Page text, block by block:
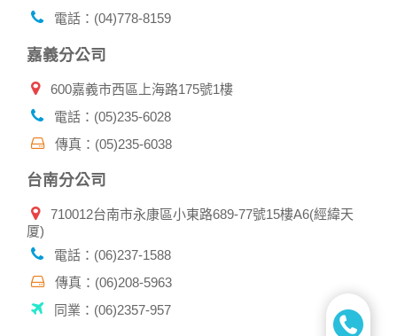
電話：(04)778-8159
嘉義分公司
600嘉義市西區上海路175號1樓
電話：(05)235-6028
傳真：(05)235-6038
台南分公司
710012台南市永康區小東路689-77號15樓A6(經緯天
厦)
電話：(06)237-1588
傳真：(06)208-5963
同業：(06)2357-957